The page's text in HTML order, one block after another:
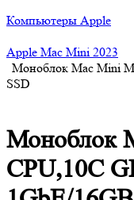
Компьютеры Apple
Apple Mac Mini 2023
Моноблок Mac Mini
SSD
Моноблок
CPU,10C